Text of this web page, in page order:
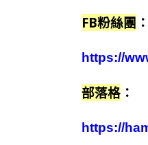
FB粉絲團 ：
https://
部落格 ：
https://